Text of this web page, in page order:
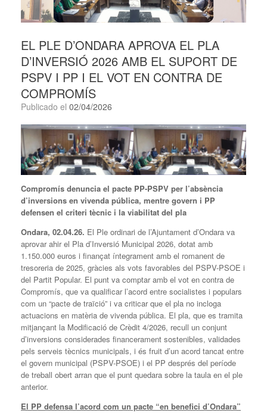
EL PLE D’ONDARA APROVA EL PLA
D’INVERSIÓ 2026 AMB EL SUPORT DE
PSPV I PP I EL VOT EN CONTRA DE
COMPROMÍS
Publicado el 02/04/2026
Compromís denuncia el pacte PP-PSPV per l’absència
d’inversions en vivenda pública, mentre govern i PP
defensen el criteri tècnic i la viabilitat del pla
Ondara, 02.04.26. El Ple ordinari de l’Ajuntament d’Ondara va
aprovar ahir el Pla d’Inversió Municipal 2026, dotat amb
1.150.000 euros i finançat íntegrament amb el romanent de
tresoreria de 2025, gràcies als vots favorables del PSPV-PSOE i
del Partit Popular. El punt va comptar amb el vot en contra de
Compromís, que va qualificar l’acord entre socialistes i populars
com un “pacte de traïció” i va criticar que el pla no incloga
actuacions en matèria de vivenda pública. El pla, que es tramita
mitjançant la Modificació de Crèdit 4/2026, recull un conjunt
d’inversions considerades financerament sostenibles, validades
pels serveis tècnics municipals, i és fruit d’un acord tancat entre
el govern municipal (PSPV-PSOE) i el PP després del període
de treball obert arran que el punt quedara sobre la taula en el ple
anterior.
El PP defensa l’acord com un pacte “en benefici d’Ondara”